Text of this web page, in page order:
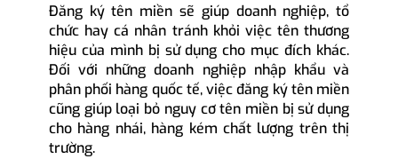
Đăng ký tên miền sẽ giúp doanh nghiệp, tổ
chức hay cá nhân tránh khỏi việc tên thương
hiệu của mình bị sử dụng cho mục đích khác.
Đối với những doanh nghiệp nhập khẩu và
phân phối hàng quốc tế, việc đăng ký tên miền
cũng giúp loại bỏ nguy cơ tên miền bị sử dụng
cho hàng nhái, hàng kém chất lượng trên thị
trường.